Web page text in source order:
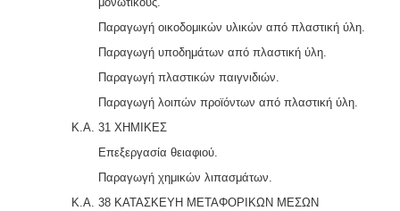
Παραγωγή οικοδομικών υλικών από πλαστική ύλη.
Παραγωγή υποδημάτων από πλαστική ύλη.
Παραγωγή πλαστικών παιγνιδιών.
Παραγωγή λοιπών προϊόντων από πλαστική ύλη.
Κ.Α. 31 ΧΗΜΙΚΕΣ
Επεξεργασία θειαφιού.
Παραγωγή χημικών λιπασμάτων.
Κ.Α. 38 ΚΑΤΑΣΚΕΥΗ ΜΕΤΑΦΟΡΙΚΩΝ ΜΕΣΩΝ